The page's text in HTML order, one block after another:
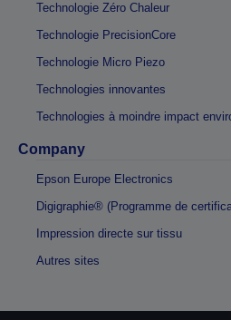
Technologie Zéro Chaleur
Technologie PrecisionCore
Technologie Micro Piezo
Technologies innovantes
Technologies à moindre impact
Company
Epson Europe Electronics
Digigraphie® (Programme de
Impression directe sur tissu
Autres sites